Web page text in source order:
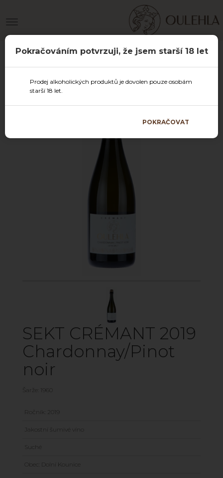
Pokračováním potvrzuji, že jsem starší 18 let
Prodej alkoholických produktů je dovolen pouze osobám
starší 18 let.
POKRAČOVAT
SEKT CRÉMANT 2019
Chardonnay/Pinot
noir
Šarže: 1960
Ročník: 2019
Jakostní šumivé víno
Suché
Obec: Dolní Kounice